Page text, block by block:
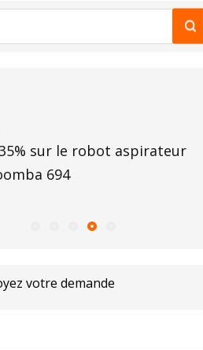
sur le robot aspirateur
694
votre demande